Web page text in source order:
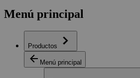
Menú principal
Productos
Menú principal